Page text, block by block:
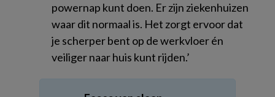
powernap kunt doen. Er zijn ziekenhuizen
waar dit normaal is. Het zorgt ervoor dat
je scherper bent op de werkvloer én
veiliger naar huis kunt rijden.’